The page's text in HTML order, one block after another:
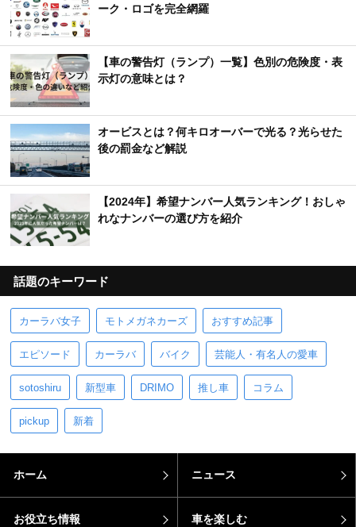
ーク・ロゴを完全網羅
【車の警告灯（ランプ）一覧】色別の危険度・表
示灯の意味とは？
オービスとは？何キロオーバーで光る？光らせた
後の罰金など解説
【2024年】希望ナンバー人気ランキング！おしゃ
れなナンバーの選び方を紹介
話題のキーワード
カーラバ女子 モトメガネカーズ おすすめ記事
エピソード カーラバ バイク 芸能人・有名人の愛車
sotoshiru 新型車 DRIMO 推し車 コラム
pickup 新着
ホーム ニュース
お役立ち情報 車を楽しむ